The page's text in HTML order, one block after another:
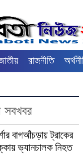
রাজনীতি
সবখবর
বাগআঁচড়ায় ট্রাকের
ভ্যানচালক নিহত